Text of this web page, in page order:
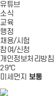
유튜브
소식
교육
행정
채용/시험
참여/신청
개인정보처리방침
29℃
미세먼지 보통